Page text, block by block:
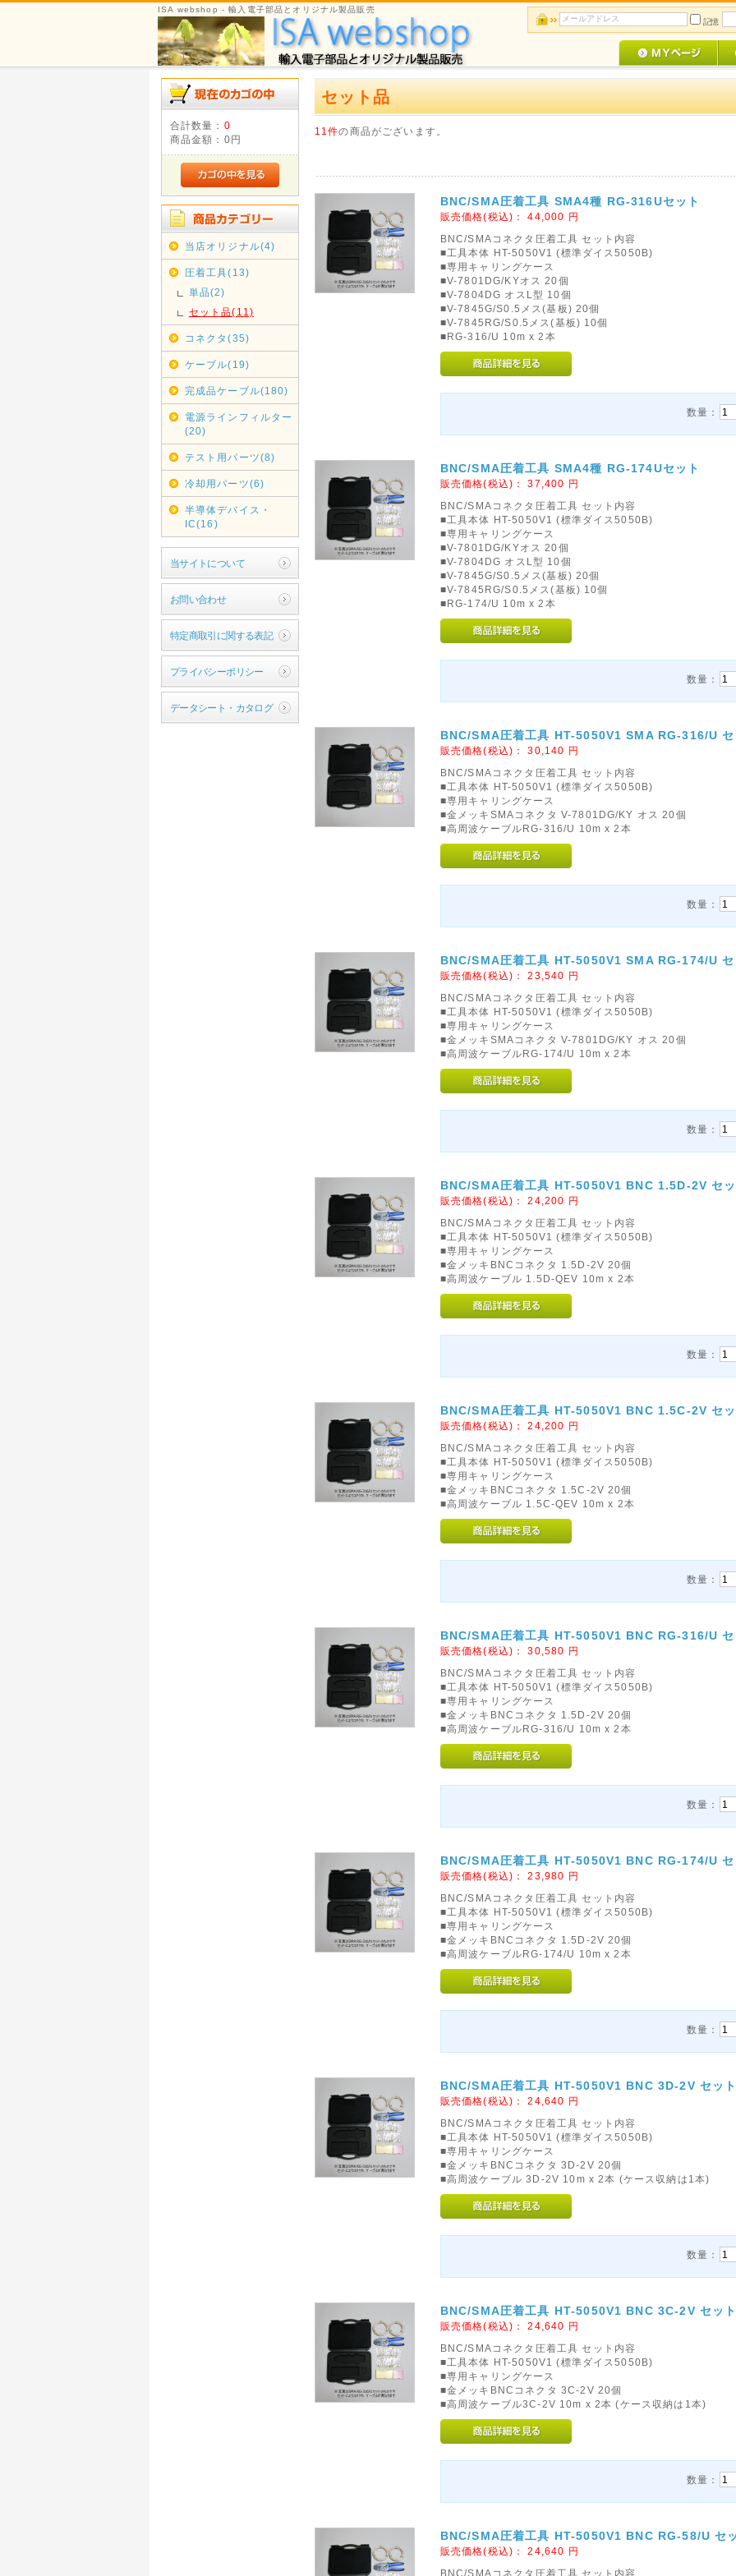
ISA webshop - 輸入電子部品とオリジナル製品販売
記憶
合計数量： 0
商品金額： 0円
当店オリジナル(4)
圧着工具(13)
単品(2)
セット品(11)
コネクタ(35)
ケーブル(19)
完成品ケーブル(180)
電源ラインフィルター
(20)
テスト用パーツ(8)
冷却用パーツ(6)
半導体デバイス・
IC(16)
当サイトについて
お問い合わせ
特定商取引に関する表記
プライバシーポリシー
データシート・カタログ
セット品
11件の商品がございます。
BNC/SMA圧着工具 SMA4種 RG-316Uセット
販売価格(税込)：44,000 円
BNC/SMAコネクタ圧着工具 セット内容
■工具本体 HT-5050V1 (標準ダイス5050B)
■専用キャリングケース
■V-7801DG/KYオス 20個
■V-7804DG オスL型 10個
■V-7845G/S0.5メス(基板) 20個
■V-7845RG/S0.5メス(基板) 10個
■RG-316/U 10m x 2本
数量：
BNC/SMA圧着工具 SMA4種 RG-174Uセット
販売価格(税込)：37,400 円
BNC/SMAコネクタ圧着工具 セット内容
■工具本体 HT-5050V1 (標準ダイス5050B)
■専用キャリングケース
■V-7801DG/KYオス 20個
■V-7804DG オスL型 10個
■V-7845G/S0.5メス(基板) 20個
■V-7845RG/S0.5メス(基板) 10個
■RG-174/U 10m x 2本
数量：
BNC/SMA圧着工具 HT-5050V1 SMA RG-316/U
販売価格(税込)：30,140 円
BNC/SMAコネクタ圧着工具 セット内容
■工具本体 HT-5050V1 (標準ダイス5050B)
■専用キャリングケース
■金メッキSMAコネクタ V-7801DG/KY オス 20個
■高周波ケーブルRG-316/U 10m x 2本
数量：
BNC/SMA圧着工具 HT-5050V1 SMA RG-174/U
販売価格(税込)：23,540 円
BNC/SMAコネクタ圧着工具 セット内容
■工具本体 HT-5050V1 (標準ダイス5050B)
■専用キャリングケース
■金メッキSMAコネクタ V-7801DG/KY オス 20個
■高周波ケーブルRG-174/U 10m x 2本
数量：
BNC/SMA圧着工具 HT-5050V1 BNC 1.5D-2V セ
販売価格(税込)：24,200 円
BNC/SMAコネクタ圧着工具 セット内容
■工具本体 HT-5050V1 (標準ダイス5050B)
■専用キャリングケース
■金メッキBNCコネクタ 1.5D-2V 20個
■高周波ケーブル 1.5D-QEV 10m x 2本
数量：
BNC/SMA圧着工具 HT-5050V1 BNC 1.5C-2V セ
販売価格(税込)：24,200 円
BNC/SMAコネクタ圧着工具 セット内容
■工具本体 HT-5050V1 (標準ダイス5050B)
■専用キャリングケース
■金メッキBNCコネクタ 1.5C-2V 20個
■高周波ケーブル 1.5C-QEV 10m x 2本
数量：
BNC/SMA圧着工具 HT-5050V1 BNC RG-316/U
販売価格(税込)：30,580 円
BNC/SMAコネクタ圧着工具 セット内容
■工具本体 HT-5050V1 (標準ダイス5050B)
■専用キャリングケース
■金メッキBNCコネクタ 1.5D-2V 20個
■高周波ケーブルRG-316/U 10m x 2本
数量：
BNC/SMA圧着工具 HT-5050V1 BNC RG-174/U
販売価格(税込)：23,980 円
BNC/SMAコネクタ圧着工具 セット内容
■工具本体 HT-5050V1 (標準ダイス5050B)
■専用キャリングケース
■金メッキBNCコネクタ 1.5D-2V 20個
■高周波ケーブルRG-174/U 10m x 2本
数量：
BNC/SMA圧着工具 HT-5050V1 BNC 3D-2V セッ
販売価格(税込)：24,640 円
BNC/SMAコネクタ圧着工具 セット内容
■工具本体 HT-5050V1 (標準ダイス5050B)
■専用キャリングケース
■金メッキBNCコネクタ 3D-2V 20個
■高周波ケーブル 3D-2V 10m x 2本 (ケース収納は1本)
数量：
BNC/SMA圧着工具 HT-5050V1 BNC 3C-2V セッ
販売価格(税込)：24,640 円
BNC/SMAコネクタ圧着工具 セット内容
■工具本体 HT-5050V1 (標準ダイス5050B)
■専用キャリングケース
■金メッキBNCコネクタ 3C-2V 20個
■高周波ケーブル3C-2V 10m x 2本 (ケース収納は1本)
数量：
BNC/SMA圧着工具 HT-5050V1 BNC RG-58/U セ
販売価格(税込)：24,640 円
BNC/SMAコネクタ圧着工具 セット内容